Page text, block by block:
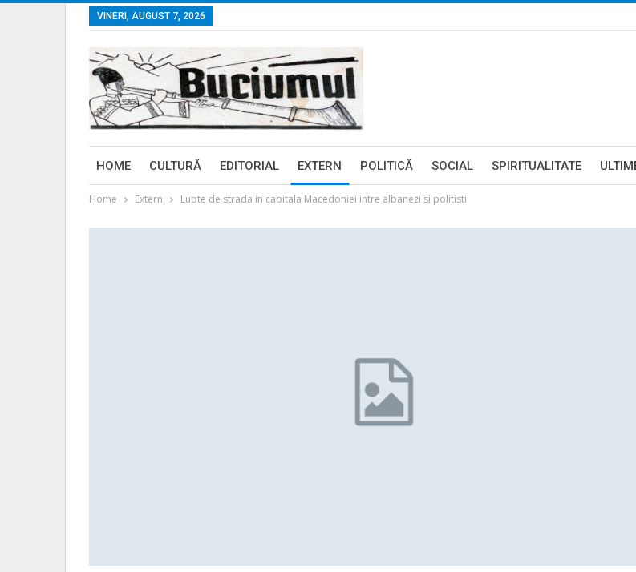
VINERI, AUGUST 7, 2026
HOME CULTURĂ EDITORIAL EXTERN POLITICĂ SOCIAL SPIRITUALITATE
Home Extern Lupte de strada in capitala Macedoniei intre albanezi si politisti